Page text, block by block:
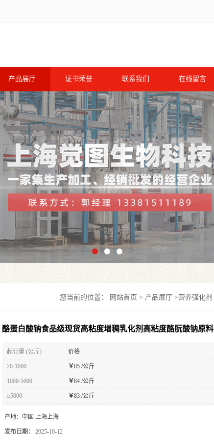
产品展厅 证书荣誉 联系我们 在线留言
您当前的位置： 网站首页 > 产品展厅 >营养强化剂
酪蛋白酸钠食品级现货高粘度增稠乳化剂高粘度酪朊酸钠原料
起订量 (公斤) 价格
20-1000 ￥85 /公斤
1000-5000 ￥84 /公斤
≥5000 ￥83 /公斤
产地： 中国 上海上海
发布日期： 2025-10-12